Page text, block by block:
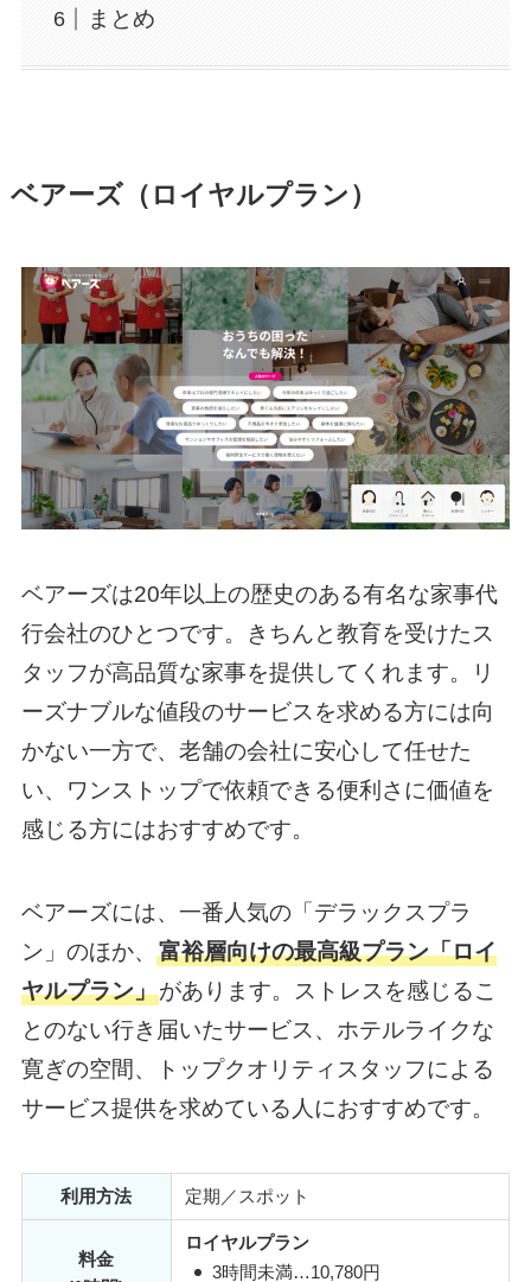
まとめ
ベアーズ（ロイヤルプラン）
ベアーズは20年以上の歴史のある有名な家事代
行会社のひとつです。きちんと教育を受けたス
タッフが高品質な家事を提供してくれます。リ
ーズナブルな値段のサービスを求める方には向
かない一方で、老舗の会社に安心して任せた
い、ワンストップで依頼できる便利さに価値を
感じる方にはおすすめです。
ベアーズには、一番人気の「デラックスプラ
ン」のほか、 富裕層向けの最高級プラン「ロイ
ヤルプラン」があります。ストレスを感じるこ
とのない行き届いたサービス、ホテルライクな
寛ぎの空間、トップクオリティスタッフによる
サービス提供を求めている人におすすめです。
利用方法 定期／スポット
料金
ロイヤルプラン
3時間未満…10,780円